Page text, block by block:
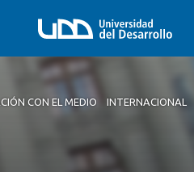
CON EL MEDIO INTERNACIONAL